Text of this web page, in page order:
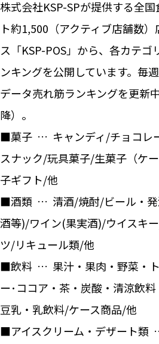
株式会社KSP-SPが提供する全
ト約1,500（アクティブ店舗数
ス「KSP-POS」から、各カテゴ
ンキングを公開しています。毎
データ売れ筋ランキングを更新
降）。
■菓子 … キャンディ/チョコレ
スナック/玩具菓子/生菓子（ケ
子ギフト/他
■酒類 … 清酒/焼酎/ビール・発
酒等)/ワイン(果実酒)/ウイスキ
ツ/リキュール類/他
■飲料 … 果汁・果肉・野菜・
ー･ココア・茶・炭酸・清涼飲
豆乳・乳飲料/ケース商品/他
■アイスクリーム・デザート類